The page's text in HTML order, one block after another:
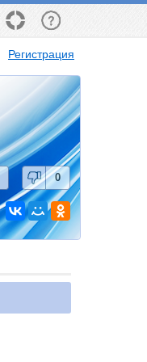
Регистрация
0